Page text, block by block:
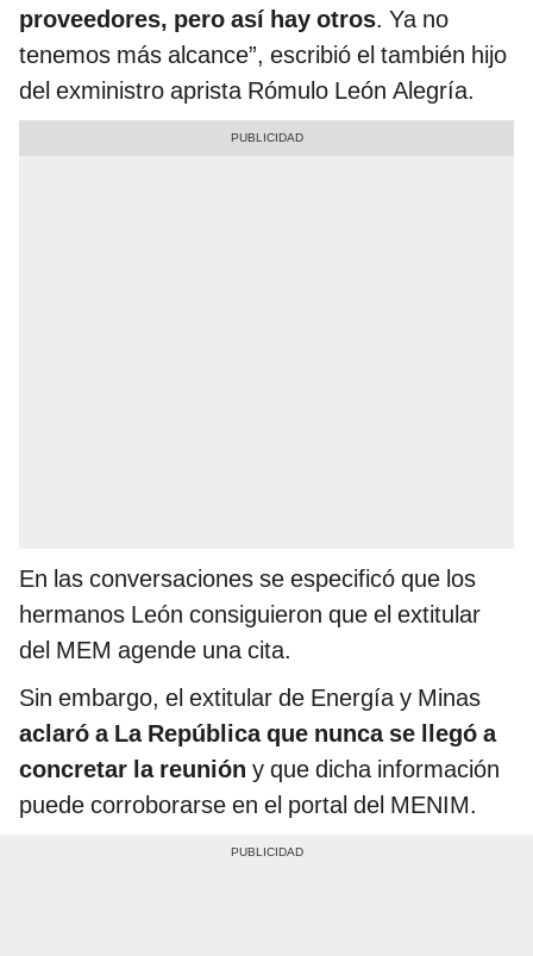
proveedores, pero así hay otros. Ya no
tenemos más alcance”, escribió el también hijo
del exministro aprista Rómulo León Alegría.
En las conversaciones se especificó que los
hermanos León consiguieron que el extitular
del MEM agende una cita.
Sin embargo, el extitular de Energía y Minas
aclaró a La República que nunca se llegó a
concretar la reunión y que dicha información
puede corroborarse en el portal del MENIM.